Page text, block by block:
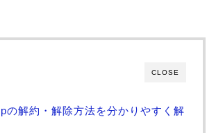
CLOSE
の解約・解除方法を分かりやすく解